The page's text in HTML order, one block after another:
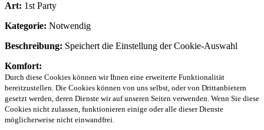
Art: 1st Party
Kategorie: Notwendig
Beschreibung: Speichert die Einstellung der Cookie-Auswahl
Komfort:
Durch diese Cookies können wir Ihnen eine erweiterte Funktionalität
bereitzustellen. Die Cookies können von uns selbst, oder von Drittanbietern
gesetzt werden, deren Dienste wir auf unseren Seiten verwenden. Wenn Sie diese
Cookies nicht zulassen, funktionieren einige oder alle dieser Dienste
möglicherweise nicht einwandfrei.